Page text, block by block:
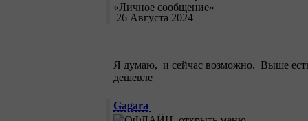
26 Августа 2024
Я думаю, и сейчас возможно. Выше
дешевле
Gagara